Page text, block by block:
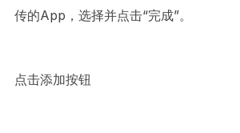
传的App，选择并点击“完成”。
点击添加按钮